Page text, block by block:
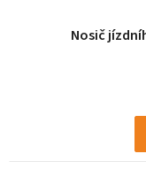
Nosič